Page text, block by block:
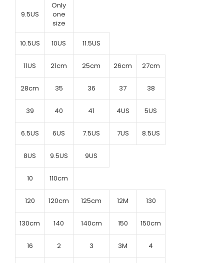
9.5US
Only
one
size
10.5US 10US 11.5US
11US 21cm 25cm 26cm 27cm
28cm 35 36 37 38
39 40 41 4US 5US
6.5US 6US 7.5US 7US 8.5US
8US 9.5US 9US
10 110cm
120 120cm 125cm 12M 130
130cm 140 140cm 150 150cm
16 2 3 3M 4